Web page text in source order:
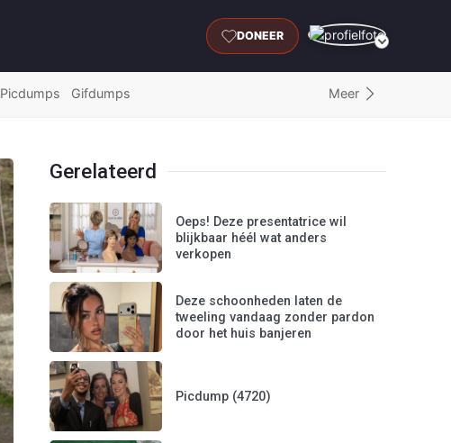
DONEER
Picdumps Gifdumps Meer
Gerelateerd
Oeps! Deze presentatrice wil
blijkbaar héél wat anders
verkopen
Deze schoonheden laten de
tweeling vandaag zonder pardon
door het huis banjeren
Picdump (4720)